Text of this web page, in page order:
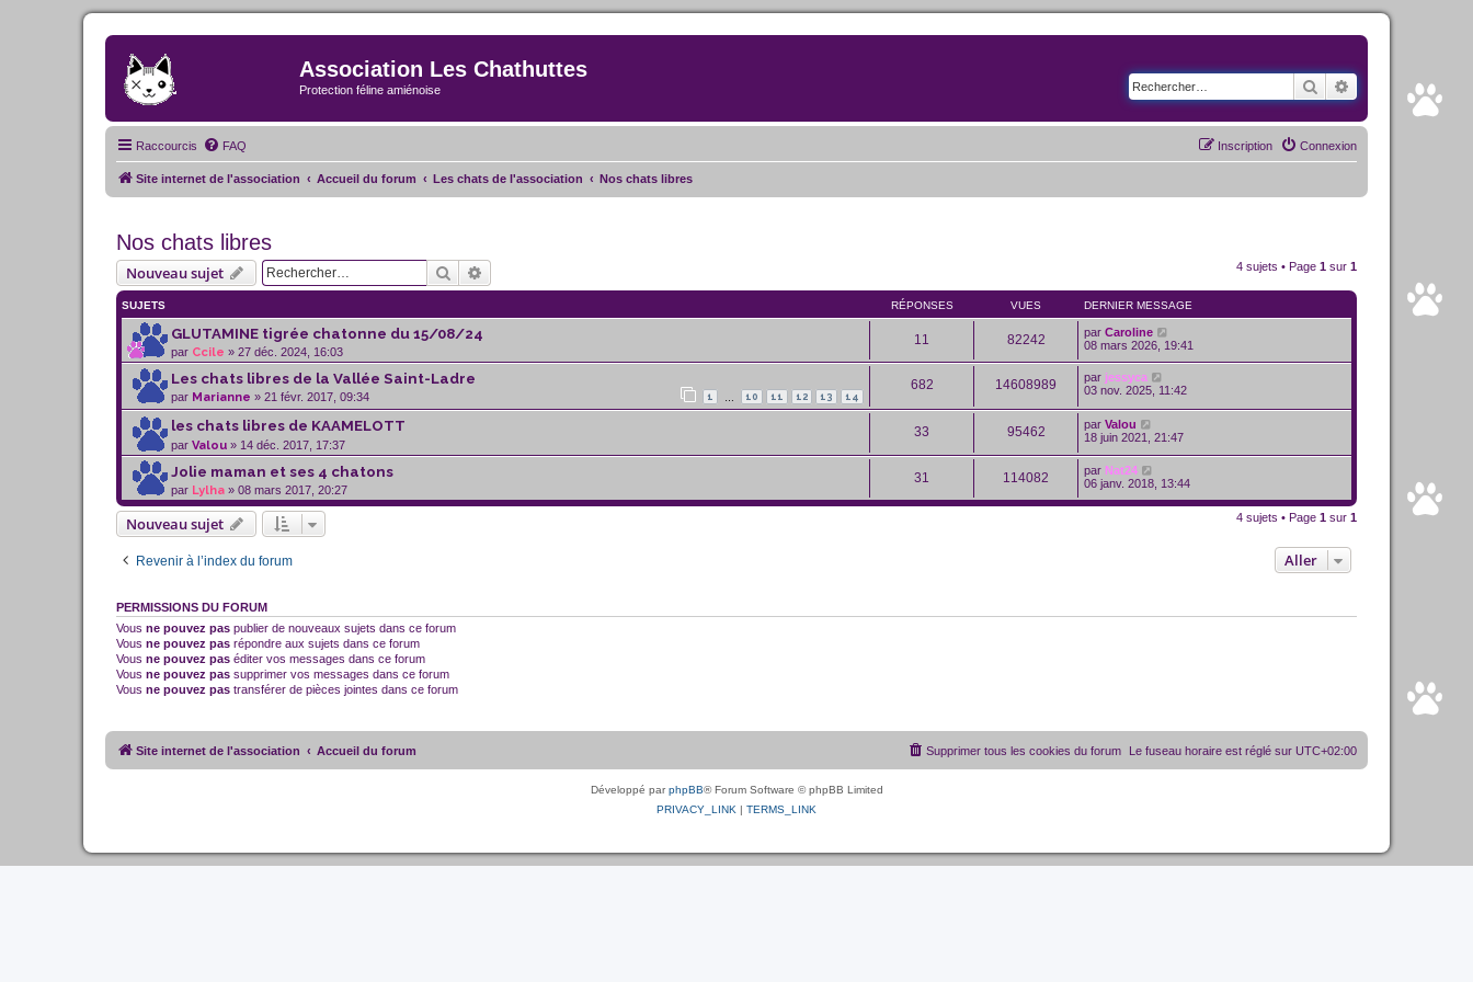
Association Les Chathuttes
Protection féline amiénoise RechercherRecherche
Raccourcis FAQ Connexion
Inscription
Site internet de l'association Accueil du forum Les chats de l'association Nos chats libres
Nos chats libres
Nouveau sujet Rechercher 4 sujets • Page 1 sur 1
SUJETS RÉPONSES VUES DERNIER MESSAGE
GLUTAMINE tigrée chatonne du 15/08/24
par Ccile » 27 déc. 2024, 16:03
11 82242 par Caroline
08 mars 2026, 19:41
Les chats libres de la Vallée Saint-Ladre
par Marianne » 21 févr. 2017, 09:34 1 10 11 12 13 14
682 14608989 par jessyca
03 nov. 2025, 11:42
les chats libres de KAAMELOTT
par Valou » 14 déc. 2017, 17:37
33 95462 par Valou
18 juin 2021, 21:47
Jolie maman et ses 4 chatons
par Lylha » 08 mars 2017, 20:27
31 114082 par Nat24
06 janv. 2018, 13:44
Nouveau sujet 4 sujets • Page 1 sur 1
Revenir à l’index du forum Aller
PERMISSIONS DU FORUM
Vous ne pouvez pas publier de nouveaux sujets dans ce forum
Vous ne pouvez pas répondre aux sujets dans ce forum
Vous ne pouvez pas éditer vos messages dans ce forum
Vous ne pouvez pas supprimer vos messages dans ce forum
Vous ne pouvez pas transférer de pièces jointes dans ce forum
Site internet de l'association Accueil du forum Le fuseau horaire est réglé sur UTC+02:00
Supprimer tous les cookies du forum
Développé parphpBB® Forum Software © phpBB Limited
PRIVACY_LINK | TERMS_LINK